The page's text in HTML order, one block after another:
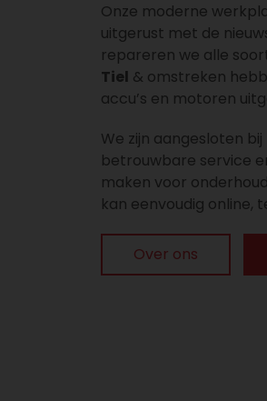
Onze moderne
uitgerust met de
repareren we alle
Tiel & omstreken
accu’s en motoren
We zijn aangesloten bij
betrouwbare service
maken voor
kan eenvoudig online,
Over ons